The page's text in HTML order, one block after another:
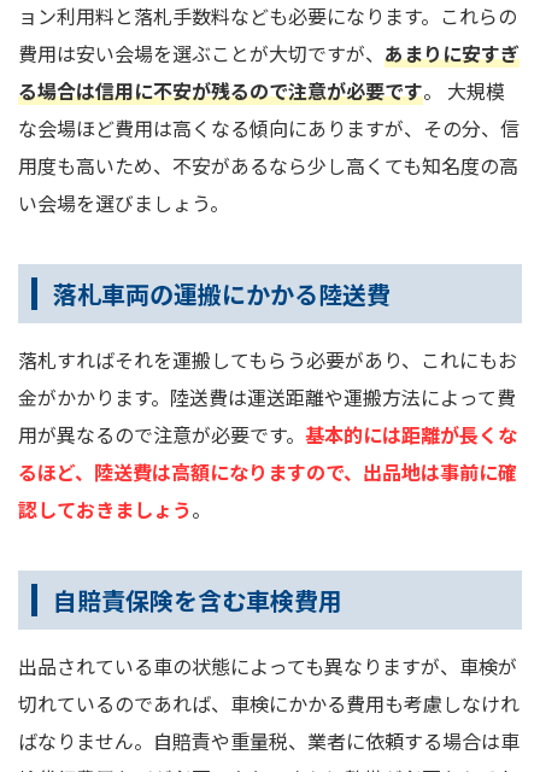
ョン利用料と落札手数料なども必要になります。これらの
費用は安い会場を選ぶことが大切ですが、 あまりに安すぎ
る場合は信用に不安が残るので注意が必要です。 大規模
な会場ほど費用は高くなる傾向にありますが、その分、信
用度も高いため、不安があるなら少し高くても知名度の高
い会場を選びましょう。
落札車両の運搬にかかる陸送費
落札すればそれを運搬してもらう必要があり、これにもお
金がかかります。陸送費は運送距離や運搬方法によって費
用が異なるので注意が必要です。 基本的には距離が長くな
るほど、陸送費は高額になりますので、出品地は事前に確
認しておきましょう。
自賠責保険を含む車検費用
出品されている車の状態によっても異なりますが、車検が
切れているのであれば、車検にかかる費用も考慮しなけれ
ばなりません。自賠責や重量税、業者に依頼する場合は車